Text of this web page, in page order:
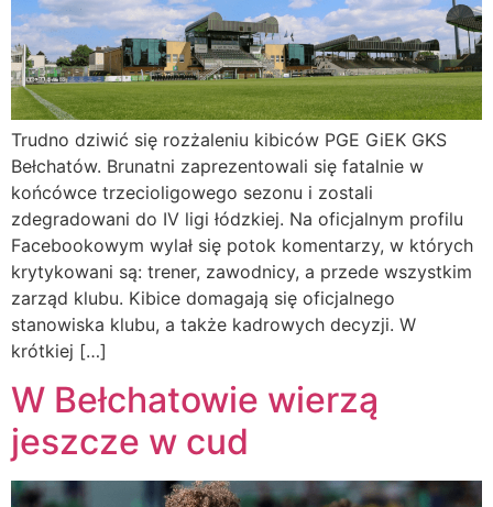
Trudno dziwić się rozżaleniu kibiców PGE GiEK GKS
Bełchatów. Brunatni zaprezentowali się fatalnie w
końcówce trzecioligowego sezonu i zostali
zdegradowani do IV ligi łódzkiej. Na oficjalnym profilu
Facebookowym wylał się potok komentarzy, w których
krytykowani są: trener, zawodnicy, a przede wszystkim
zarząd klubu. Kibice domagają się oficjalnego
stanowiska klubu, a także kadrowych decyzji. W
krótkiej […]
W Bełchatowie wierzą
jeszcze w cud